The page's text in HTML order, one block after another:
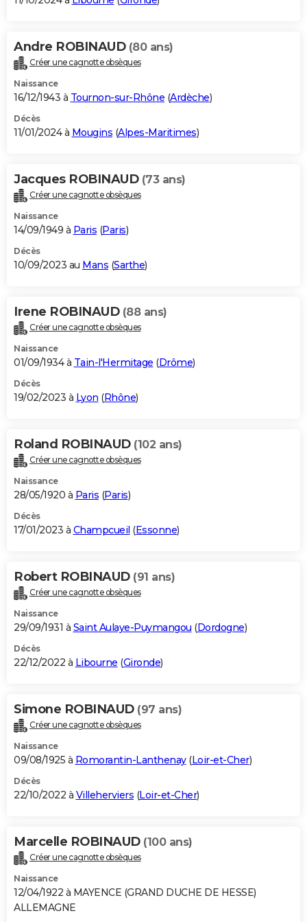
Andre ROBINAUD (80 ans)
Créer une cagnotte obsèques
Naissance
16/12/1943 à Tournon-sur-Rhône (Ardèche)
Décès
11/01/2024 à Mougins (Alpes-Maritimes)
Jacques ROBINAUD (73 ans)
Créer une cagnotte obsèques
Naissance
14/09/1949 à Paris (Paris)
Décès
10/09/2023 au Mans (Sarthe)
Irene ROBINAUD (88 ans)
Créer une cagnotte obsèques
Naissance
01/09/1934 à Tain-l'Hermitage (Drôme)
Décès
19/02/2023 à Lyon (Rhône)
Roland ROBINAUD (102 ans)
Créer une cagnotte obsèques
Naissance
28/05/1920 à Paris (Paris)
Décès
17/01/2023 à Champcueil (Essonne)
Robert ROBINAUD (91 ans)
Créer une cagnotte obsèques
Naissance
29/09/1931 à Saint Aulaye-Puymangou (Dordogne)
Décès
22/12/2022 à Libourne (Gironde)
Simone ROBINAUD (97 ans)
Créer une cagnotte obsèques
Naissance
09/08/1925 à Romorantin-Lanthenay(Loir-et-Cher)
Décès
22/10/2022 à Villeherviers (Loir-et-Cher)
Marcelle ROBINAUD (100 ans)
Créer une cagnotte obsèques
Naissance
12/04/1922 à MAYENCE (GRAND DUCHE DE HESSE)
ALLEMAGNE